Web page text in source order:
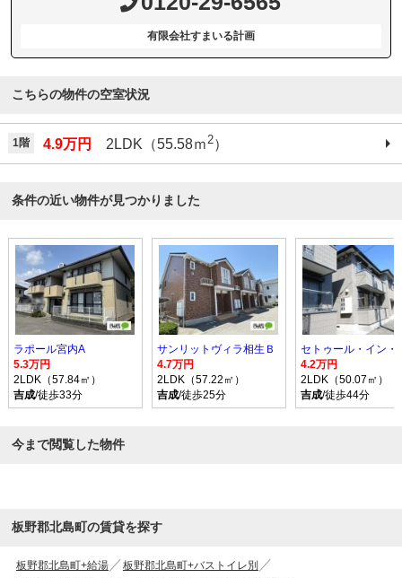
有限会社すまいる計画
こちらの物件の空室状況
1階 4.9万円 2LDK（55.58ｍ2）
条件の近い物件が見つかりました
ラポール宮内A
5.3万円
2LDK（57.84㎡）
吉成/徒歩33分
サンリットヴィラ相生Ｂ
4.7万円
2LDK（57.22㎡）
吉成/徒歩25分
4.2万円
2LDK（50.07㎡）
吉成/徒歩44分
今まで閲覧した物件
板野郡北島町の賃貸を探す
板野郡北島町+給湯
板野郡北島町+バストイレ別